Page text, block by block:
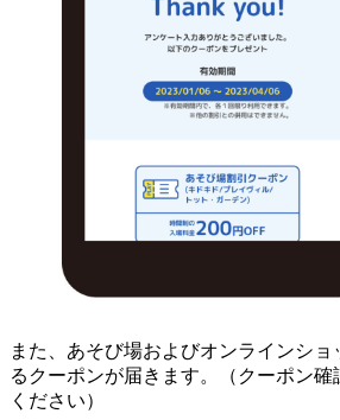
また、あそび場およびオンラインシ
るクーポンが届きます。（クーポン確
ください）